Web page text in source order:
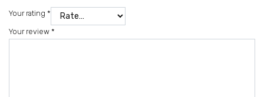
Your rating *
Your review *